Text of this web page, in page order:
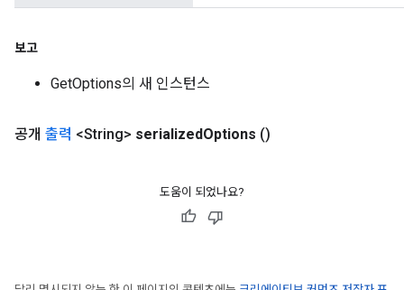
보고
GetOptions의 새 인스턴스
공개 출력 <String> serializedOptions ()
도움이 되었나요?